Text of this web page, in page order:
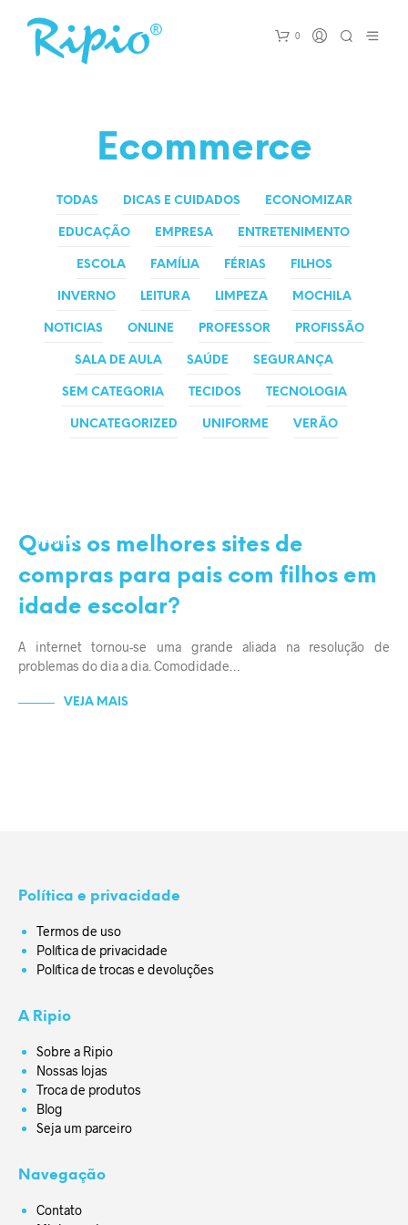
0
Ecommerce
TODAS DICAS E CUIDADOS ECONOMIZAR
EDUCAÇÃO EMPRESA ENTRETENIMENTO
ESCOLA FAMÍLIA FÉRIAS FILHOS
INVERNO LEITURA LIMPEZA MOCHILA
NOTICIAS ONLINE PROFESSOR PROFISSÃO
SALA DE AULA SAÚDE SEGURANÇA
SEM CATEGORIA TECIDOS TECNOLOGIA
UNCATEGORIZED UNIFORME VERÃO
FAMÍLIA
Quais os melhores sites de
compras para pais com filhos em
idade escolar?
A internet tornou-se uma grande aliada na resolução de
problemas do dia a dia. Comodidade…
VEJA MAIS
Política e privacidade
Termos de uso
Política de privacidade
Política de trocas e devoluções
A Ripio
Sobre a Ripio
Nossas lojas
Troca de produtos
Blog
Seja um parceiro
Navegação
Contato